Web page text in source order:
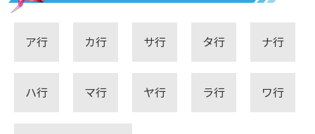
ア行 カ行 サ行 タ行 ナ行
ハ行 マ行 ヤ行 ラ行 ワ行